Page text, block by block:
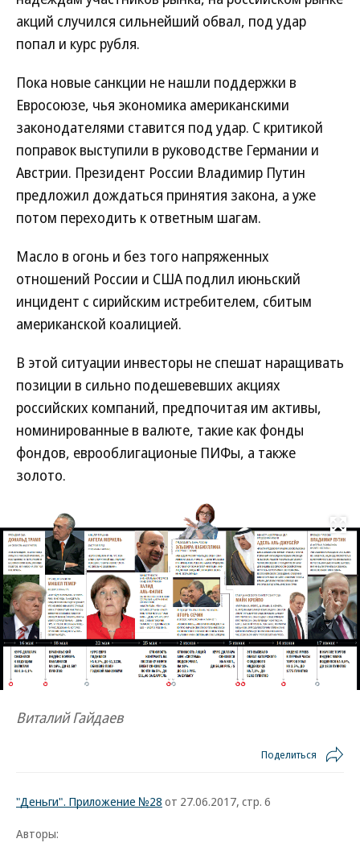
акций случился сильнейший обвал, под удар
попал и курс рубля.
Пока новые санкции не нашли поддержки в
Евросоюзе, чья экономика американскими
законодателями ставится под удар. С критикой
поправок выступили в руководстве Германии и
Австрии. Президент России Владимир Путин
предложил дождаться принятия закона, а уже
потом переходить к ответным шагам.
Масло в огонь и без того напряженных
отношений России и США подлил июньский
инцидент с сирийским истребителем, сбитым
американской коалицией.
В этой ситуации инвесторы не спешат наращивать
позиции в сильно подешевевших акциях
российских компаний, предпочитая им активы,
номинированные в валюте, такие как фонды
фондов, еврооблигационые ПИФы, а также
золото.
Развернуть
Виталий Гайдаев
Поделиться
"Деньги". Приложение №28 от 27.06.2017, стр. 6
Авторы: